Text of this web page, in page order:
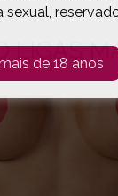
LIGAS
sexual,
de 18 anos